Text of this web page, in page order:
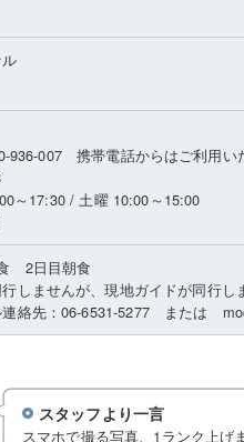
936-007 携帯電話からはご利用い
～17:30 / 土曜 10:00～15:00
2日目朝食
しませんが、現地ガイドが同行し
連絡先：06-6531-5277 または
スタッフより一言
スマホで撮る写真、1ランク上げ